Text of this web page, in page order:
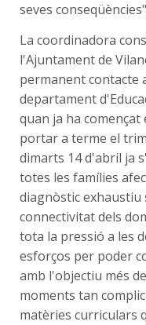
seves
La coordinadora
l'Ajuntament de
permanent contacte
departament
quan ja ha
portar a terme el
dimarts 14 d'abril ja
totes les famílies
diagnòstic exhaustiu
connectivitat dels
tota la pressió a les
esforços per poder
amb l'objectiu més
moments tan
matèries curriculars